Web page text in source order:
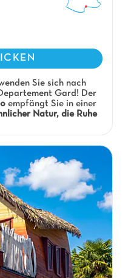
Sie sich nach
Gard! Der
empfängt Sie in einer
Natur, die Ruhe